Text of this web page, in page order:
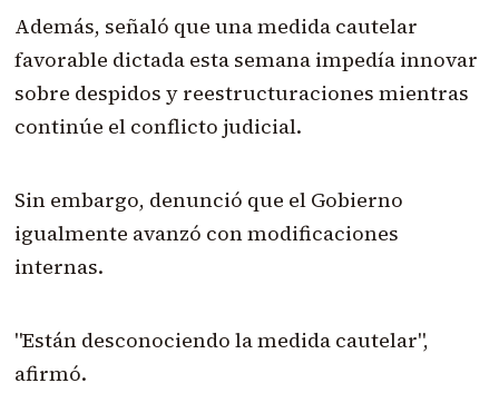
Además, señaló que una medida cautelar
favorable dictada esta semana impedía innovar
sobre despidos y reestructuraciones mientras
continúe el conflicto judicial.
Sin embargo, denunció que el Gobierno
igualmente avanzó con modificaciones
internas.
"Están desconociendo la medida cautelar",
afirmó.